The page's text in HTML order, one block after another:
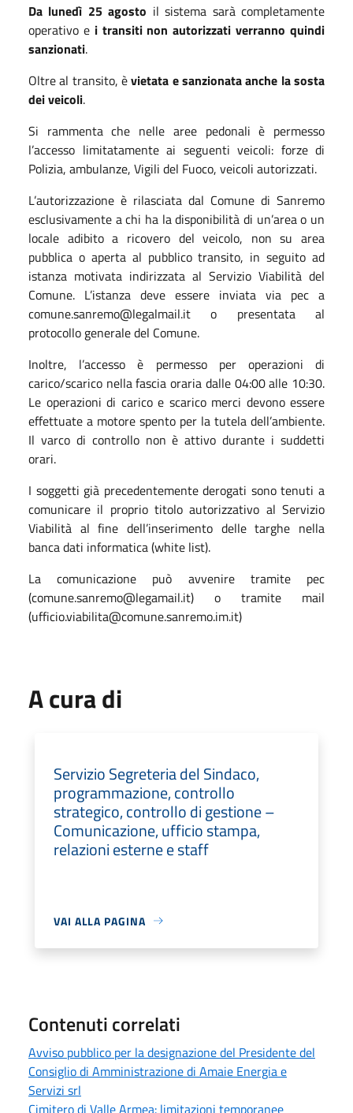
Da lunedì 25 agosto il sistema sarà completamente
operativo e i transiti non autorizzati verranno quindi
sanzionati.
Oltre al transito, èvietata e sanzionata anche la sosta
dei veicoli.
Si rammenta che nelle aree pedonali è permesso
l’accesso limitatamente ai seguenti veicoli: forze di
Polizia, ambulanze, Vigili del Fuoco, veicoli autorizzati.
L’autorizzazione è rilasciata dal Comune di Sanremo
esclusivamente a chi ha la disponibilità di un’area o un
locale adibito a ricovero del veicolo, non su area
pubblica o aperta al pubblico transito, in seguito ad
istanza motivata indirizzata al Servizio Viabilità del
Comune. L’istanza deve essere inviata via pec a
comune.sanremo@legalmail.it o presentata al
protocollo generale del Comune.
Inoltre, l’accesso è permesso per operazioni di
carico/scarico nella fascia oraria dalle 04:00 alle 10:30.
Le operazioni di carico e scarico merci devono essere
effettuate a motore spento per la tutela dell’ambiente.
Il varco di controllo non è attivo durante i suddetti
orari.
I soggetti già precedentemente derogati sono tenuti a
comunicare il proprio titolo autorizzativo al Servizio
Viabilità al fine dell’inserimento delle targhe nella
banca dati informatica (white list).
La comunicazione può avvenire tramite pec
(comune.sanremo@legamail.it) o tramite mail
(ufficio.viabilita@comune.sanremo.im.it)
A cura di
Servizio Segreteria del Sindaco,
programmazione, controllo
strategico, controllo di gestione –
Comunicazione, ufficio stampa,
relazioni esterne e staff
VAI ALLA PAGINA
Contenuti correlati
Avviso pubblico per la designazione del Presidente del
Consiglio di Amministrazione di Amaie Energia e
Servizi srl
Cimitero di Valle Armea: limitazioni temporanee